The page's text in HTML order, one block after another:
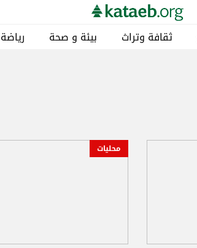
ثقافة وتراث بيئة و صحة رياضة
محليات